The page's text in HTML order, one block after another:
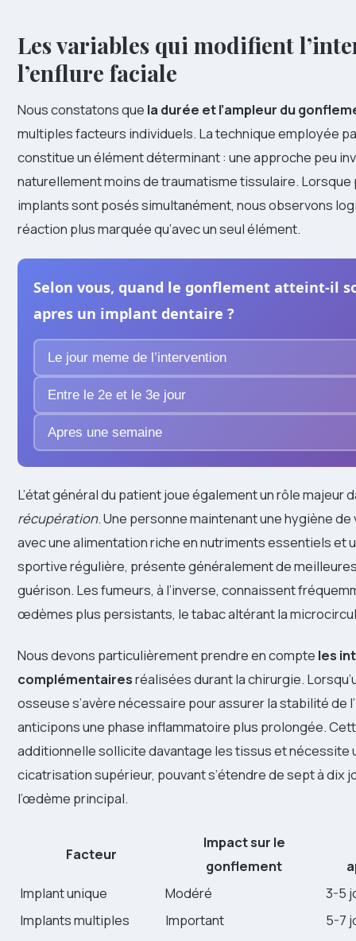
Les variables qui modifient
l’enflure faciale
Nous constatons que la durée et l’ampleur du
multiples facteurs individuels. La technique employée
constitue un élément déterminant : une approche peu
naturellement moins de traumatisme tissulaire. Lorsque
implants sont posés simultanément, nous observons
réaction plus marquée qu’avec un seul élément.
Selon vous, quand le gonflement atteint-il
apres un implant dentaire ?
Le jour meme de l’intervention
Entre le 2e et le 3e jour
Apres une semaine
L’état général du patient joue également un rôle majeur
récupération. Une personne maintenant une hygiène
avec une alimentation riche en nutriments essentiels et
sportive régulière, présente généralement de
guérison. Les fumeurs, à l’inverse, connaissent
œdèmes plus persistants, le tabac altérant la
Nous devons particulièrement prendre en compte les
complémentairesréalisées durant la chirurgie.
osseuse s’avère nécessaire pour assurer la stabilité de
anticipons une phase inflammatoire plus prolongée.
additionnelle sollicite davantage les tissus et nécessite
cicatrisation supérieur, pouvant s’étendre de sept à dix
l’œdème principal.
Facteur
Impact sur le
gonflement
Implant unique
Modéré
3-5
Implants multiples
Important
5-7